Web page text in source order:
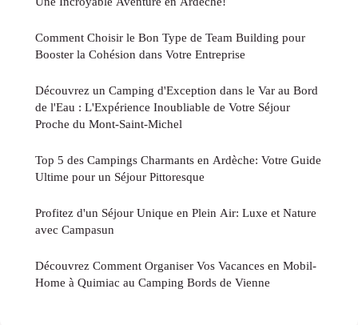
Comment Choisir le Bon Type de Team Building pour
Booster la Cohésion dans Votre Entreprise
Découvrez un Camping d'Exception dans le Var au Bord
de l'Eau : L'Expérience Inoubliable de Votre Séjour
Proche du Mont-Saint-Michel
Top 5 des Campings Charmants en Ardèche: Votre Guide
Ultime pour un Séjour Pittoresque
Profitez d'un Séjour Unique en Plein Air: Luxe et Nature
avec Campasun
Découvrez Comment Organiser Vos Vacances en Mobil-
Home à Quimiac au Camping Bords de Vienne